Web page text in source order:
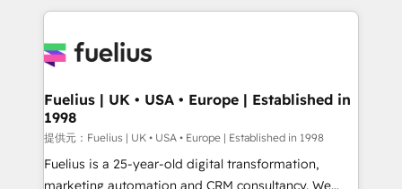
sure you can actually use it, build your website in
for you and execute it on HubSpot. We are on the
framework, meaning we've been accredited by
HubSpot and vetted by the CCS, which means we
can support public sector companies as well the
other ones listed in our profile. Our services: -
HubSpot implementation - HubSpot CMS website
Fuelius | UK • USA • Europe | Established in
1998
提供元：Fuelius | UK • USA • Europe | Established in 1998
Fuelius is a 25-year-old digital transformation,
marketing automation and CRM consultancy. We